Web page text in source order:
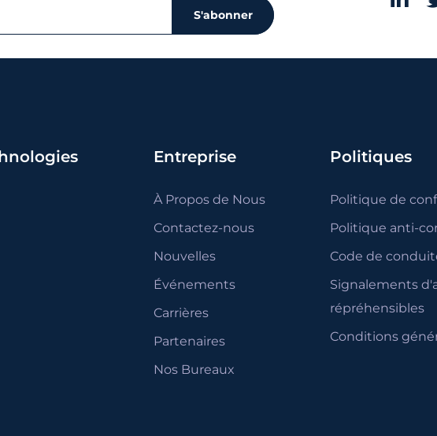
S'abonner
Entreprise
À Propos de Nous
Contactez-nous
Nouvelles
Événements
Carrières
Partenaires
Nos Bureaux
Politiques
Politique de
Politique anti-
Code de
Signalements
répréhensibles
Conditions